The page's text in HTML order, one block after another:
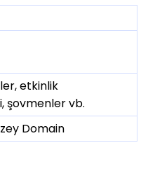
etkinlik
şovmenler vb.
Domain